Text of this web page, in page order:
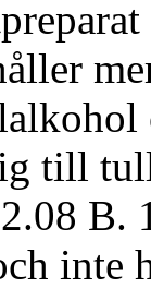
till
B.
inte